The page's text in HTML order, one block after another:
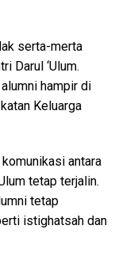
serta-merta
Darul ‘Ulum.
hampir di
Keluarga
antara
tetap terjalin.
tetap
istighatsah dan